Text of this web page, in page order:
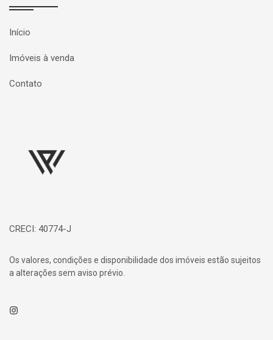
Início
Imóveis à venda
Contato
CRECI: 40774-J
Os valores, condições e disponibilidade dos imóveis estão sujeitos
a alterações sem aviso prévio.
Instagram